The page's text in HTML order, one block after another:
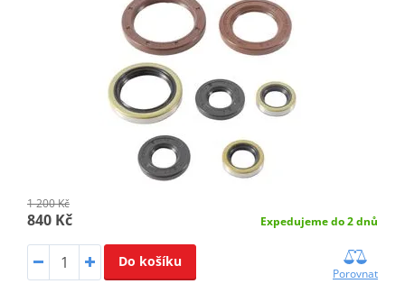
1 200 Kč
840 Kč Expedujeme do 2 dnů
Do košíku
Porovnat